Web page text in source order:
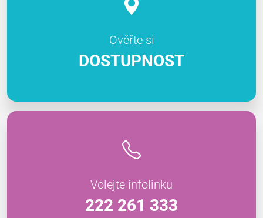
Ověřte si
DOSTUPNOST
Volejte infolinku
222 261 333